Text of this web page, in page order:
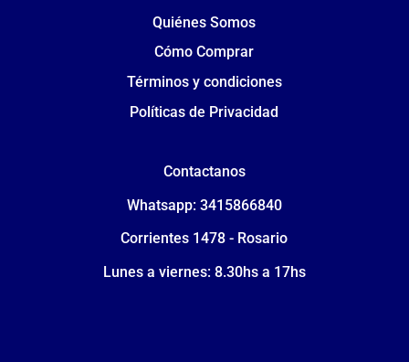
Quiénes Somos
Cómo Comprar
Términos y condiciones
Políticas de Privacidad
Contactanos
Whatsapp: 3415866840
Corrientes 1478 - Rosario
Lunes a viernes: 8.30hs a 17hs